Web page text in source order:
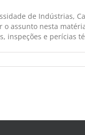
de Indústrias,
o assunto nesta
inspeções e perícias